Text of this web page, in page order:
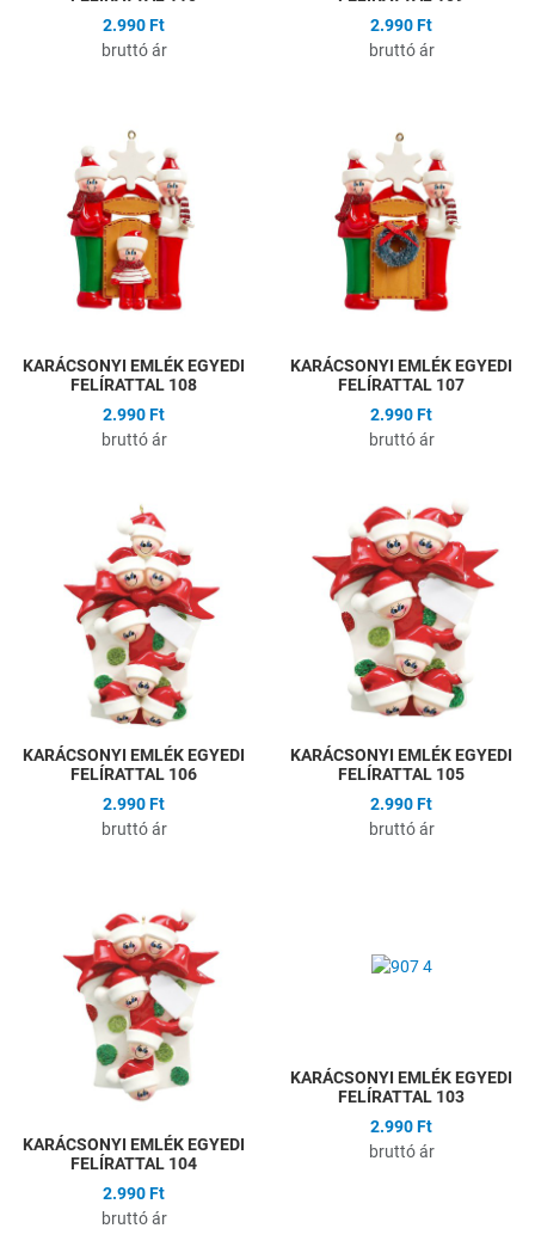
2.990 Ft
bruttó ár
2.990 Ft
bruttó ár
Összehasonlítás
Gyors nézet
KARÁCSONYI EMLÉK EGYEDI
FELÍRATTAL 108
2.990 Ft
bruttó ár
KARÁCSONYI EMLÉK EGYEDI
FELÍRATTAL 107
2.990 Ft
bruttó ár
Hozzáadás a kívánságlistához
Összehasonlítás
Gyors nézet
KARÁCSONYI EMLÉK EGYEDI
FELÍRATTAL 106
2.990 Ft
bruttó ár
KARÁCSONYI EMLÉK EGYEDI
FELÍRATTAL 105
2.990 Ft
bruttó ár
Összehasonlítás
KARÁCSONYI EMLÉK EGYEDI
FELÍRATTAL 104
2.990 Ft
bruttó ár
KARÁCSONYI EMLÉK EGYEDI
FELÍRATTAL 103
2.990 Ft
bruttó ár